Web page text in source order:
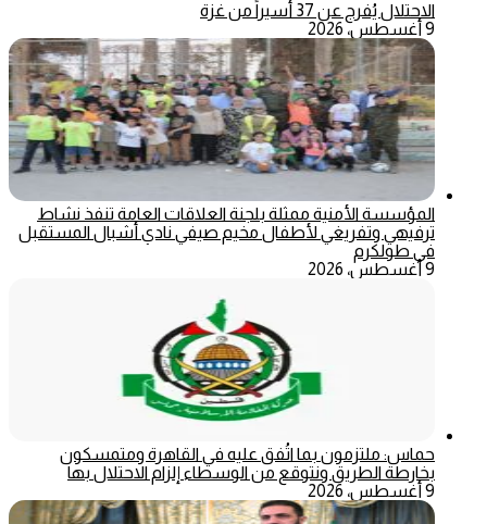
الاحتلال يُفرج عن 37 أسيراً من غزة
9 أغسطس، 2026
المؤسسة الأمنية ممثلة بلجنة العلاقات العامة تنفذ نشاط
ترفيهي وتفريغي لأطفال مخيم صيفي نادي أشبال المستقبل
في طولكرم
9 أغسطس، 2026
حماس: ملتزمون بما اتُفق عليه في القاهرة ومتمسكون
بخارطة الطريق ونتوقع من الوسطاء إلزام الاحتلال بها
9 أغسطس، 2026